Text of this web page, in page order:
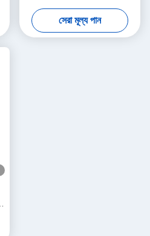
প্লাগ
সেরা মূল্য পান